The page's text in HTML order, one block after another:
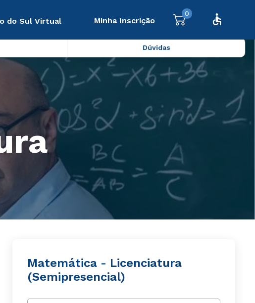
do Sul Virtual Minha Inscrição
0
Dúvidas
Matemática - Licenciatura
(Semipresencial)